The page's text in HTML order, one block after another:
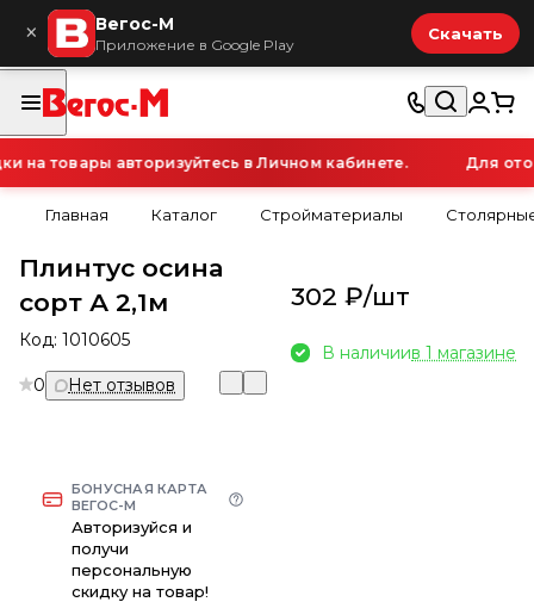
× Вегос-М
Приложение в Google Play
Скачать
товары авторизуйтесь в Личном кабинете. Для
Главная Каталог Стройматериалы
Плинтус осина
сорт А 2,1м
Код: 1010605
0 Нет отзывов
БОНУСНАЯ КАРТА
ВЕГОС-М
Авторизуйся и
получи
персональную
скидку на товар!
302 ₽/шт
В наличиив 1 магазине